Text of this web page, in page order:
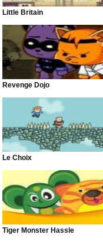
Little Britain
Revenge Dojo
Le Choix
Tiger Monster Hassle